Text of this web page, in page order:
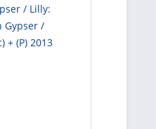
/ Lilly:
Gypser /
+ (P) 2013